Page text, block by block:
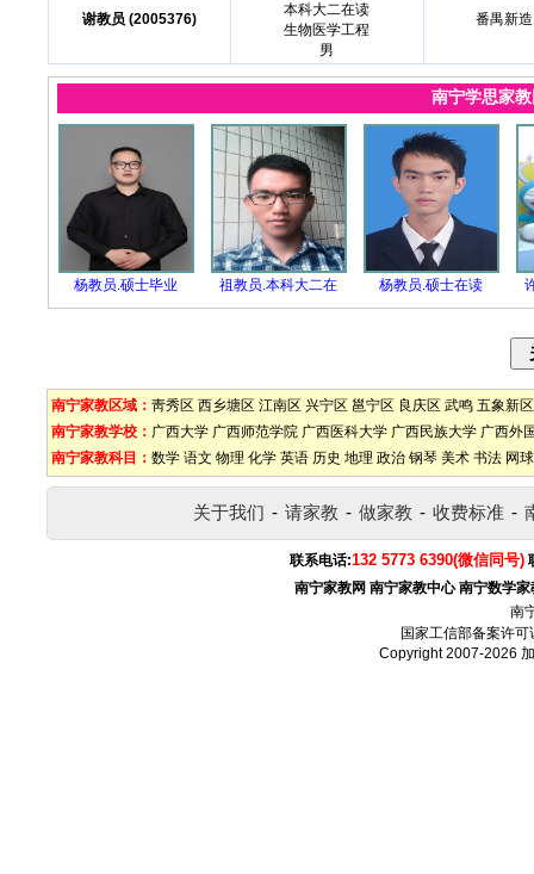
谢教员 (2005376)
本科大二在读
生物医学工程
男
番禺新造
南宁学思家
杨教员.硕士毕业 祖教员.本科大二在 杨教员.硕士在读
南宁家教区域： 靑秀区 西乡塘区 江南区 兴宁区 邕宁区 良庆区 武鸣 五象新区
南宁家教学校： 广西大学 广西师范学院 广西医科大学 广西民族大学 广西外
南宁家教科目： 数学 语文 物理 化学 英语 历史 地理 政治 钢琴 美术 书法 网球
关于我们 - 请家教 - 做家教 - 收费标准 -
联系电话:132 5773 6390(微信同号)
南宁家教网 南宁家教中心 南宁数学家
南
国家工信部备案许可
Copyright 2007-2026